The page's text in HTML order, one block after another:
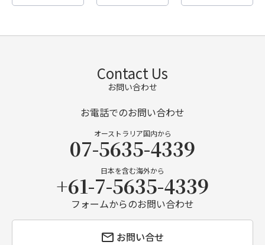
Contact Us
お問い合わせ
お電話でのお問い合わせ
オーストラリア国内から
07-5635-4339
日本を含む海外から
+61-7-5635-4339
フォームからのお問い合わせ
お問い合せ